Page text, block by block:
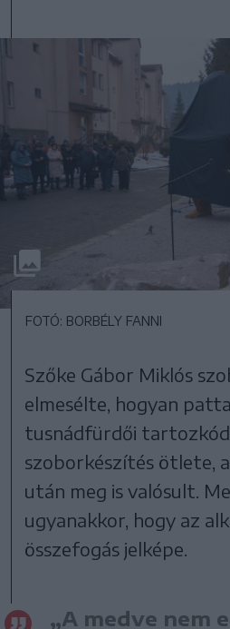
FOTÓ: BORBÉLY FANNI
Szőke Gábor Miklós
elmesélte, hogyan
tusnádfürdői
szoborkészítés ötlete,
után meg is valósult.
ugyanakkor, hogy az
összefogás jelképe.
„A medve nem